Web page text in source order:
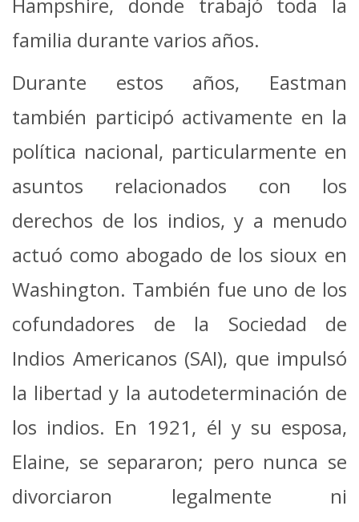
familia durante varios años.
Durante estos años, Eastman
también participó activamente en la
política nacional, particularmente en
asuntos relacionados con los
derechos de los indios, y a menudo
actuó como abogado de los sioux en
Washington. También fue uno de los
cofundadores de la Sociedad de
Indios Americanos (SAI), que impulsó
la libertad y la autodeterminación de
los indios. En 1921, él y su esposa,
Elaine, se separaron; pero nunca se
divorciaron legalmente ni